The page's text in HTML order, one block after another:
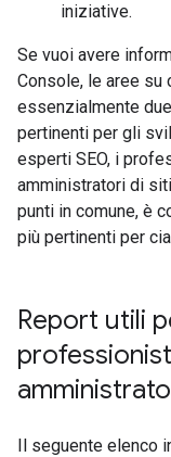
iniziative.
Se vuoi avere
Console, le aree
essenzialmente
pertinenti per gli
esperti SEO, i
amministratori di
punti in comune, è
più pertinenti per
Report utili
Il seguente elenco